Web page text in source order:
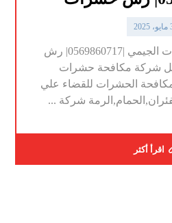
شركة مكافحة حشرات الجيمي |0569860717| رش
شركة مكافحة حشرات
الحشرات للقضاء علي
شركة ...
اقرأ أكثر